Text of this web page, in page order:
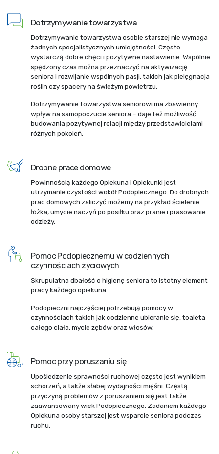
Dotrzymywanie towarzystwa
Dotrzymywanie towarzystwa osobie starszej nie wymaga
żadnych specjalistycznych umiejętności. Często
wystarczą dobre chęci i pozytywne nastawienie. Wspólnie
spędzony czas można przeznaczyć na aktywizację
seniora i rozwijanie wspólnych pasji, takich jak pielęgnacja
roślin czy spacery na świeżym powietrzu.
Dotrzymywanie towarzystwa seniorowi ma zbawienny
wpływ na samopoczucie seniora – daje też możliwość
budowania pozytywnej relacji między przedstawicielami
różnych pokoleń.
Drobne prace domowe
Powinnością każdego Opiekuna i Opiekunki jest
utrzymanie czystości wokół Podopiecznego. Do drobnych
prac domowych zaliczyć możemy na przykład ścielenie
łóżka, umycie naczyń po posiłku oraz pranie i prasowanie
odzieży.
Pomoc Podopiecznemu w codziennych
czynnościach życiowych
Skrupulatna dbałość o higienę seniora to istotny element
pracy każdego opiekuna.
Podopieczni najczęściej potrzebują pomocy w
czynnościach takich jak codzienne ubieranie się, toaleta
całego ciała, mycie zębów oraz włosów.
Pomoc przy poruszaniu się
Upośledzenie sprawności ruchowej często jest wynikiem
schorzeń, a także słabej wydajności mięśni. Częstą
przyczyną problemów z poruszaniem się jest także
zaawansowany wiek Podopiecznego. Zadaniem każdego
Opiekuna osoby starszej jest wsparcie seniora podczas
ruchu.